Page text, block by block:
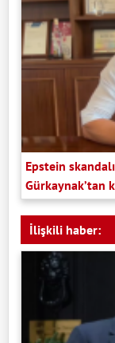
Epstein
Gürkaynak’tan
İlişkili haber: